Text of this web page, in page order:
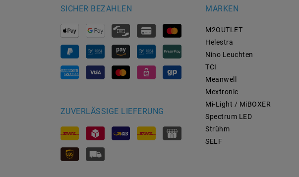
SICHER BEZAHLEN
ZUVERLÄSSIGE LIEFERUNG
MARKEN
M2OUTLET
Helestra
Nino Leuchten
TCI
Meanwell
Mextronic
Mi-Light / MiBOXER
Spectrum LED
Strühm
SELF